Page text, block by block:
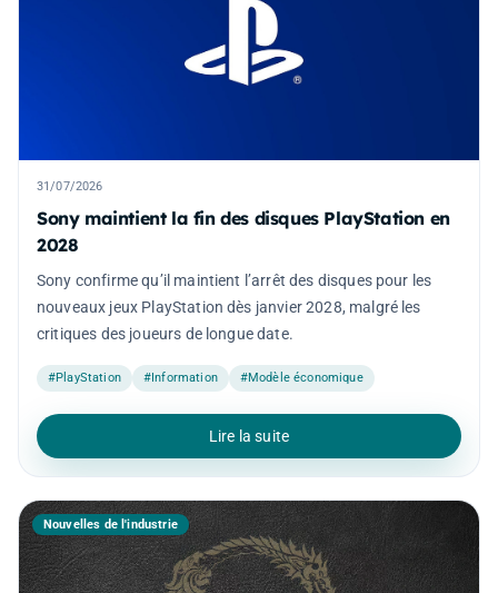
31/07/2026
Sony maintient la fin des disques PlayStation en
2028
Sony confirme qu’il maintient l’arrêt des disques pour les
nouveaux jeux PlayStation dès janvier 2028, malgré les
critiques des joueurs de longue date.
#PlayStation #Information #Modèle économique
Lire la suite
Nouvelles de l'industrie